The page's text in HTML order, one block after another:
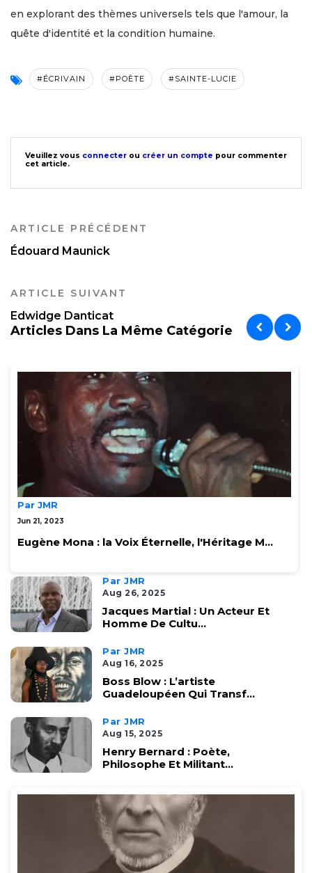
en explorant des thèmes universels tels que l'amour, la
quête d'identité et la condition humaine.
#ÉCRIVAIN #POÈTE #SAINTE-LUCIE
Veuillez vous connecter ou créer un compte pour commenter
cet article.
ARTICLE PRÉCÉDENT
Édouard Maunick
ARTICLE SUIVANT
Edwidge Danticat
Articles Dans La Même Catégorie
Par JMR
Jun 21, 2023
Eugène Mona : la Voix Éternelle, l'Héritage M...
Par JMR
Aug 26, 2025
Jacques Martial : Un Acteur Et
Homme De Cultu...
Par JMR
Aug 16, 2025
Boss Blow : L’artiste
Guadeloupéen Qui Transf...
Par JMR
Aug 15, 2025
Henry Bernard : Poète,
Philosophe Et Militant...